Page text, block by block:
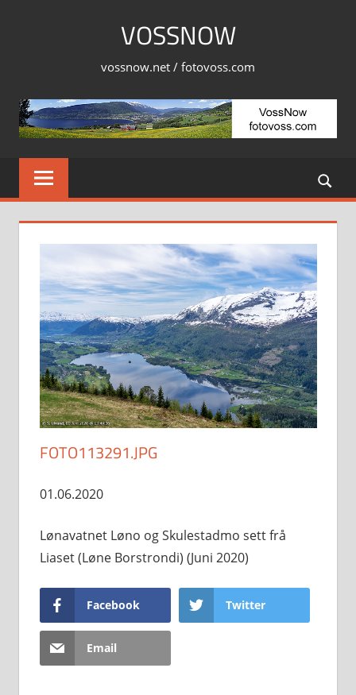
VOSSNOW
vossnow.net / fotovoss.com
FOTO113291.JPG
01.06.2020
Lønavatnet Løno og Skulestadmo sett frå
Liaset (Løne Borstrondi) (Juni 2020)
Facebook Twitter
Email